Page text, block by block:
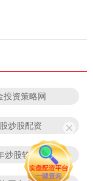
投资策略网
炒股配资
炒股软件下载